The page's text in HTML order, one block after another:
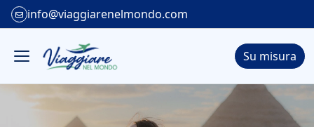
info@viaggiarenelmondo.com
Su misura